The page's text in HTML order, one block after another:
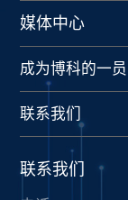
媒体中心
成为博科的一员
联系我们
联系我们